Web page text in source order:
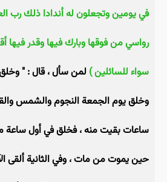
في يومين وتجعلون له أندادا ذلك رب
رواسي من فوقها وبارك فيها وقدر فيها
سواء للسائلين ) لمن سأل ، قال : "
وخلق يوم الجمعة النجوم والشمس
ساعات بقيت منه ، فخلق في أول ساعة
حين يموت من مات ، وفي الثانية ألقى